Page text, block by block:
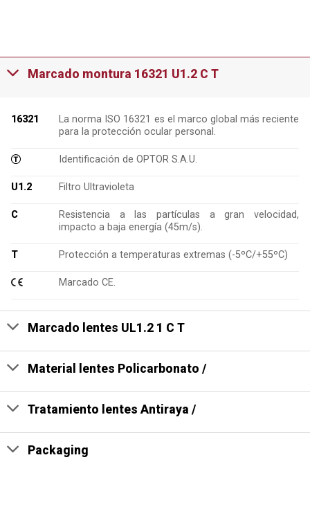
Marcado montura 16321 U1.2 C T
16321
La norma ISO 16321 es el marco global más reciente
para la protección ocular personal.
Identificación de OPTOR S.A.U.
U1.2 Filtro Ultravioleta
C
Resistencia a las partículas a gran velocidad,
impacto a baja energía (45m/s).
T Protección a temperaturas extremas (-5ºC/+55ºC)
Marcado CE.
Marcado lentes UL1.2 1 C T
Material lentes Policarbonato /
Tratamiento lentes Antiraya /
Packaging